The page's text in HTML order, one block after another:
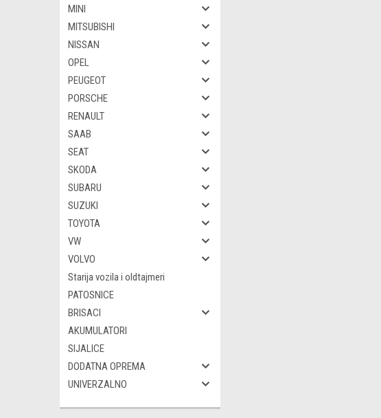
MINI
MITSUBISHI
NISSAN
OPEL
PEUGEOT
PORSCHE
RENAULT
SAAB
SEAT
SKODA
SUBARU
SUZUKI
TOYOTA
VW
VOLVO
Starija vozila i oldtajmeri
PATOSNICE
BRISACI
AKUMULATORI
SIJALICE
DODATNA OPREMA
UNIVERZALNO